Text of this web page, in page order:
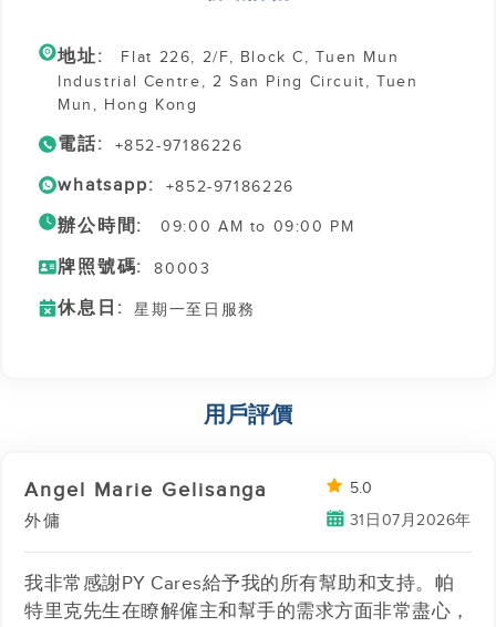
地址:
Flat 226, 2/F, Block C, Tuen Mun
Industrial Centre, 2 San Ping Circuit, Tuen
Mun, Hong Kong
電話: +852-97186226
whatsapp: +852-97186226
辦公時間: 09:00 AM to 09:00 PM
牌照號碼: 80003
休息日: 星期一至日服務
用戶評價
Angel Marie Gelisanga
外傭
5.0
31日07月2026年
我非常感謝PY Cares給予我的所有幫助和支持。帕
特里克先生在瞭解僱主和幫手的需求方面非常盡心，